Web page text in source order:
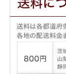
古代インドで誕生し
れました。 密教では
ほとけの世界を梵字
とした不動曼荼羅や
これら一尊の曼荼羅
を身近に見ることの
また最近ではファッ